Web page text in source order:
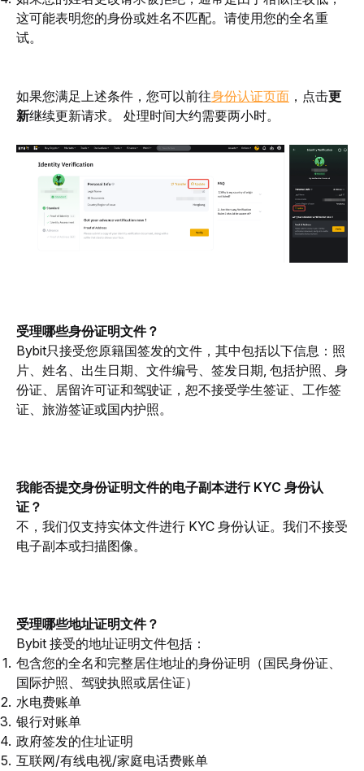
这可能表明您的身份或姓名不匹配。请使用您的全名重
试。
如果您满足上述条件，您可以前往身份认证页面 ，点击更
新继续更新请求。 处理时间大约需要两小时。
受理哪些身份证明文件？
Bybit只接受您原籍国签发的文件，其中包括以下信息：照
片、姓名、出生日期、文件编号、签发日期, 包括护照、身
份证、居留许可证和驾驶证，恕不接受学生签证、工作签
证、旅游签证或国内护照。
我能否提交身份证明文件的电子副本进行 KYC 身份认
证？
不，我们仅支持实体文件进行 KYC 身份认证。我们不接受
电子副本或扫描图像。
受理哪些地址证明文件？
Bybit 接受的地址证明文件包括：
包含您的全名和完整居住地址的身份证明（国民身份证、
国际护照、驾驶执照或居住证）
水电费账单
银行对账单
政府签发的住址证明
互联网/有线电视/家庭电话费账单